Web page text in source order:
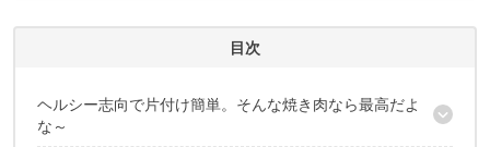
目次
ヘルシー志向で片付け簡単。そんな焼き肉なら最高だよ
な～